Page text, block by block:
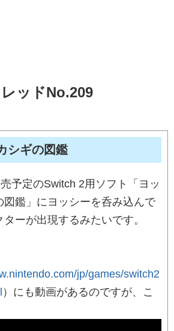
ッドNo.209
シギの図鑑
予定のSwitch 2用ソフト「ヨッ
図鑑」にヨッシーを呑み込んで
ーが出現するみたいです。
jp/games/switch2
）にも動画があるのですが、こ